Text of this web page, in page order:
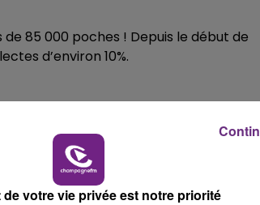
POP MACHINE - CHAMPAGNE FM
85 000 poches ! Depuis le début de
d’environ 10%.
après l’injection du vaccin contre la
de votre vie privée est notre priorité